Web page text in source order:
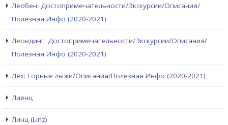
Леобен: Достопримечательности/Экскурсии/Описания/
Полезная Инфо (2020-2021)
Леондинг: Достопримечательности/Экскурсии/Описания/
Полезная Инфо (2020-2021)
Лех: Горные лыжи/Описания/Полезная Инфо (2020-2021)
Лиенц
Линц (Linz)